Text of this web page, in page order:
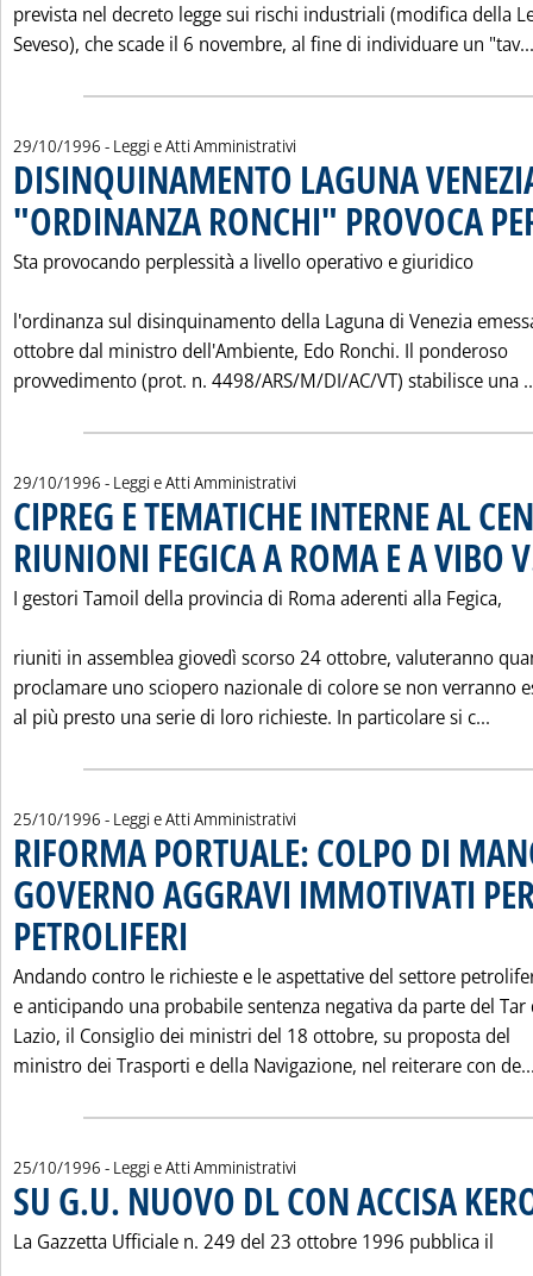
prevista nel decreto legge sui rischi industriali (modifica della
Seveso), che scade il 6 novembre, al fine di individuare un "tav...
29/10/1996 - Leggi e Atti Amministrativi
DISINQUINAMENTO LAGUNA
"ORDINANZA RONCHI" PROVOCA
Sta provocando perplessità a livello operativo e giuridico
l'ordinanza sul disinquinamento della Laguna di Venezia
ottobre dal ministro dell'Ambiente, Edo Ronchi. Il ponderoso
provvedimento (prot. n. 4498/ARS/M/DI/AC/VT) stabilisce una
29/10/1996 - Leggi e Atti Amministrativi
CIPREG E TEMATICHE INTERNE AL
RIUNIONI FEGICA A ROMA E A VIBO
I gestori Tamoil della provincia di Roma aderenti alla Fegica,
riuniti in assemblea giovedì scorso 24 ottobre, valuteranno
proclamare uno sciopero nazionale di colore se non verranno
al più presto una serie di loro richieste. In particolare si c...
25/10/1996 - Leggi e Atti Amministrativi
RIFORMA PORTUALE: COLPO DI
GOVERNO AGGRAVI IMMOTIVATI
PETROLIFERI
Andando contro le richieste e le aspettative del settore
e anticipando una probabile sentenza negativa da parte del Tar
Lazio, il Consiglio dei ministri del 18 ottobre, su proposta del
ministro dei Trasporti e della Navigazione, nel reiterare con
25/10/1996 - Leggi e Atti Amministrativi
SU G.U. NUOVO DL CON ACCISA
La Gazzetta Ufficiale n. 249 del 23 ottobre 1996 pubblica il